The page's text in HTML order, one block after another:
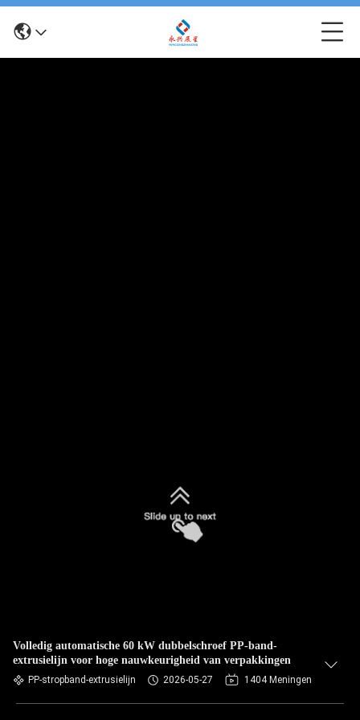
Volledig automatische 60 kW dubbelschroef PP-band-
extrusielijn voor hoge nauwkeurigheid van verpakkingen
PP-stropband-extrusielijn 2026-05-27 1404 Meningen